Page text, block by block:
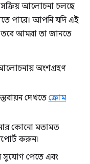
আলোচনা চলছে
পারে। আপনি যদি এই
আমরা তা জানতে
অংশগ্রহণ
দেখতে ক্রোম
কোনো মতামত
করুন।
পেতে এবং